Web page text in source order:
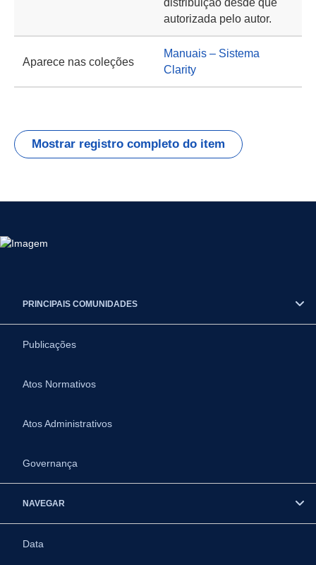
distribuição desde que
autorizada pelo autor.
Aparece nas coleções
Manuais – Sistema
Clarity
Mostrar registro completo do item
PRINCIPAIS COMUNIDADES
Publicações
Atos Normativos
Atos Administrativos
Governança
NAVEGAR
Data